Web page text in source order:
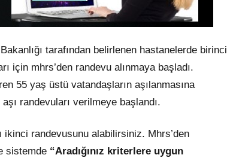
tarafından belirlenen hastanelerde birinci
için mhrs’den randevu alınmaya başladı.
55 yaş üstü vatandaşların aşılanmasına
randevuları verilmeye başlandı.
randevusunu alabilirsiniz. Mhrs’den
sistemde “Aradığınız kriterlere uygun